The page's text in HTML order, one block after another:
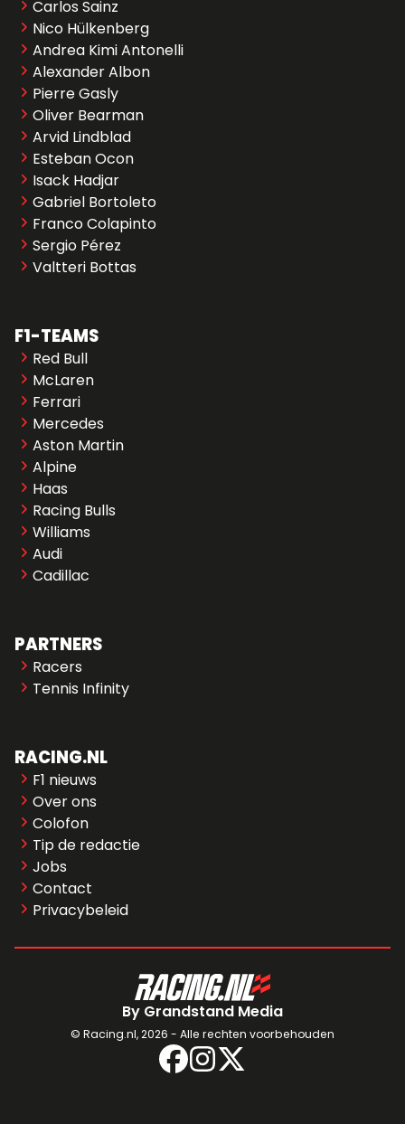
Carlos Sainz
Nico Hülkenberg
Andrea Kimi Antonelli
Alexander Albon
Pierre Gasly
Oliver Bearman
Arvid Lindblad
Esteban Ocon
Isack Hadjar
Gabriel Bortoleto
Franco Colapinto
Sergio Pérez
Valtteri Bottas
F1-TEAMS
Red Bull
McLaren
Ferrari
Mercedes
Aston Martin
Alpine
Haas
Racing Bulls
Williams
Audi
Cadillac
PARTNERS
Racers
Tennis Infinity
RACING.NL
F1 nieuws
Over ons
Colofon
Tip de redactie
Jobs
Contact
Privacybeleid
By Grandstand Media
© Racing.nl,2026 - Alle rechten voorbehouden